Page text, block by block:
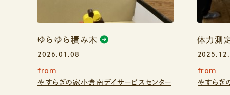
ゆらゆら積み木
2026.01.08
from
やすらぎの家小倉南デイサービスセンター
体力測
from
やすらぎ